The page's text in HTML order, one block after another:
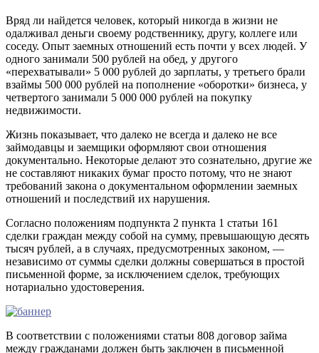
Вряд ли найдется человек, который никогда в жизни не
одалживал деньги своему родственнику, другу, коллеге или
соседу. Опыт заемных отношений есть почти у всех людей. У
одного занимали 500 рублей на обед, у другого
«перехватывали» 5 000 рублей до зарплаты, у третьего брали
взаймы 500 000 рублей на пополнение «оборотки» бизнеса, у
четвертого занимали 5 000 000 рублей на покупку
недвижимости.
Жизнь показывает, что далеко не всегда и далеко не все
займодавцы и заемщики оформляют свои отношения
документально. Некоторые делают это сознательно, другие же
не составляют никаких бумаг просто потому, что не знают
требований закона о документальном оформлении заемных
отношений и последствий их нарушения.
Согласно положениям подпункта 2 пункта 1 статьи 161
сделки граждан между собой на сумму, превышающую десять
тысяч рублей, а в случаях, предусмотренных законом, —
независимо от суммы сделки должны совершаться в простой
письменной форме, за исключением сделок, требующих
нотариально удостоверения.
В соответствии с положениями статьи 808 договор займа
между гражданами должен быть заключен в письменной